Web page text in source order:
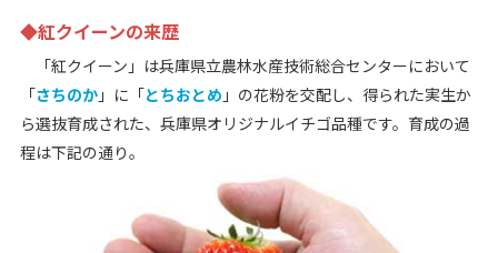
◆紅クイーンの来歴
「紅クイーン」は兵庫県立農林水産技術総合センターにおいて
「さちのか」に「とちおとめ 」の花粉を交配し、得られた実生か
ら選抜育成された、兵庫県オリジナルイチゴ品種です。育成の過
程は下記の通り。